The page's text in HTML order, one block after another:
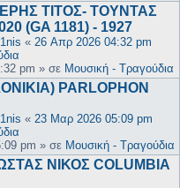
ΤΙΤΟΣ- ΤΟΥΝΤΑΣ
(GA 1181) - 1927
« 26 Απρ 2026 04:32 pm
pm » σε Μουσική - Τραγούδια
PARLOPHON
« 23 Μαρ 2026 05:09 pm
pm » σε Μουσική - Τραγούδια
ΝΙΚΟΣ COLUMBIA